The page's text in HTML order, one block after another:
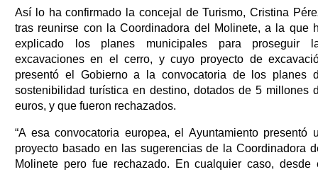
Así lo ha confirmado la concejal de Turismo, Cristina
tras reunirse con la Coordinadora del Molinete, a la que
explicado los planes municipales para proseguir
excavaciones en el cerro, y cuyo proyecto de
presentó el Gobierno a la convocatoria de los planes
sostenibilidad turística en destino, dotados de 5 millones
euros, y que fueron rechazados.
“A esa convocatoria europea, el Ayuntamiento presentó
proyecto basado en las sugerencias de la Coordinadora
Molinete pero fue rechazado. En cualquier caso, desde